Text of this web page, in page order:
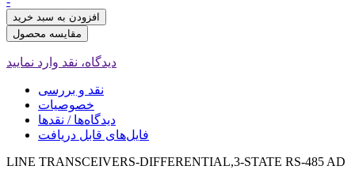
افزودن به سبد خرید
مقایسه محصول
دیدگاه، نقد وارد نمایید
نقد و بررسی
خصوصیات
دیدگاه‌ها / نقدها
فایل‌های قابل دریافت
LINE TRANSCEIVERS-DIFFERENTIAL,3-STATE RS-485 AD